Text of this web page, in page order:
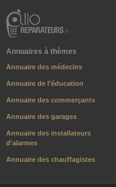
Annuaires à thèmes
Annuaire des médecins
Annuaire de l'éducation
Annuaire des commerçants
Annuaire des garages
Annuaire des installateurs
d'alarmes
Annuaire des chauffagistes